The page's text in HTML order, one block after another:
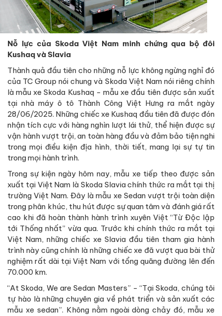
Nỗ lực của Skoda Việt Nam minh chứng qua bộ đôi
Kushaq và Slavia
Thành quả đầu tiên cho những nỗ lực không ngừng nghỉ đó
của TC Group nói chung và Skoda Việt Nam nói riêng chính
là mẫu xe Skoda Kushaq - mẫu xe đầu tiên được sản xuất
tại nhà máy ô tô Thành Công Việt Hưng ra mắt ngày
28/06/2025. Những chiếc xe Kushaq đầu tiên đã được đón
nhận tích cực với hàng nghìn lượt lái thử, thể hiện được sự
vận hành vượt trội, an toàn hàng đầu và đảm bảo tiện nghi
trong mọi điều kiện địa hình, thời tiết, mang lại sự tự tin
trong mọi hành trình.
Trong sự kiện ngày hôm nay, mẫu xe tiếp theo được sản
xuất tại Việt Nam là Skoda Slavia chính thức ra mắt tại thị
trường Việt Nam. Đây là mẫu xe Sedan vượt trội toàn diện
trong phân khúc, thu hút được sự quan tâm và đánh giá rất
cao khi đã hoàn thành hành trình xuyên Việt “Từ Độc lập
tới Thống nhất” vừa qua. Trước khi chính thức ra mắt tại
Việt Nam, những chiếc xe Slavia đầu tiên tham gia hành
trình này cũng chính là những chiếc xe đã vượt qua bài thử
nghiệm rất dài tại Việt Nam với tổng quãng đường lên đến
70.000 km.
“At Skoda, We are Sedan Masters” - “Tại Skoda, chúng tôi
tự hào là những chuyên gia về phát triển và sản xuất các
mẫu xe sedan”. Không nằm ngoài dòng chảy đó, mẫu xe